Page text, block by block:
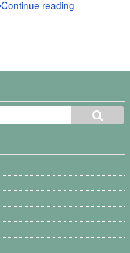
Continue reading